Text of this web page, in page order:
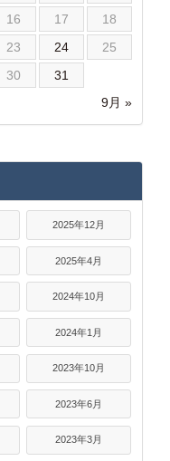
9月 »
16 17
18
23 24
25
30 31
2025年12月
2025年4月
2024年10月
2024年1月
2023年10月
2023年6月
2023年3月